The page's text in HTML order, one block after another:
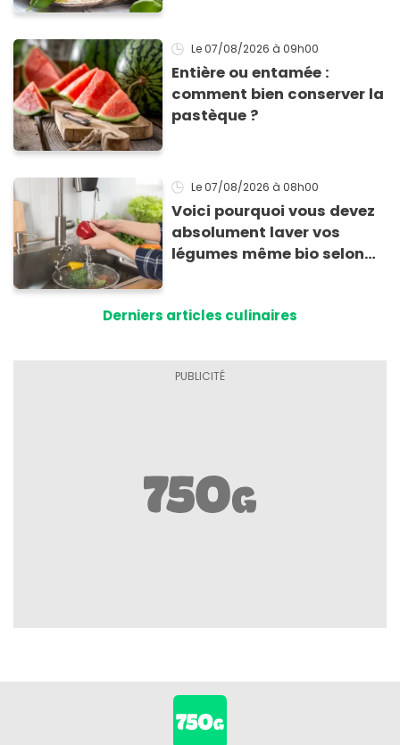
Le 07/08/2026 à 09h00
Entière ou entamée :
comment bien conserver la
pastèque ?
Le 07/08/2026 à 08h00
Voici pourquoi vous devez
absolument laver vos
légumes même bio selon
Derniers articles culinaires